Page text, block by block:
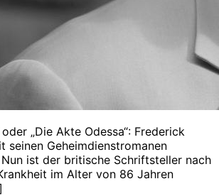
„Die Akte Odessa“: Frederick
seinen Geheimdienstromanen
ist der britische Schriftsteller nach
im Alter von 86 Jahren